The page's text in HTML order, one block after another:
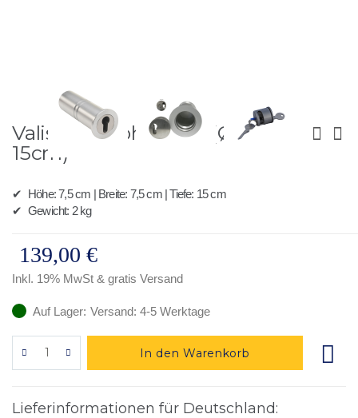
Anfang
der
Bildergalerie
Valis 7.5 - Rohrtresor (Ø7,5 x
15cm)
✔ Höhe: 7,5 cm | Breite: 7,5 cm | Tiefe: 15 cm
✔ Gewicht: 2 kg
139,00 €
Inkl. 19% MwSt & gratis Versand
Auf Lager: Versand: 4-5 Werktage
In den Warenkorb
Lieferinformationen für Deutschland: